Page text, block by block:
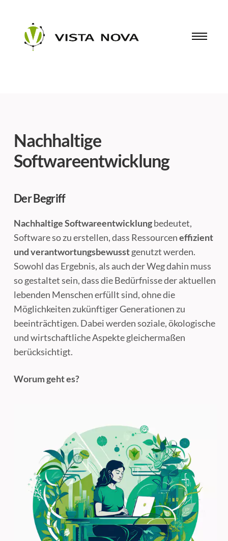
Nachhaltige
Softwareentwicklung
Der Begriff
Nachhaltige Softwareentwicklungbedeutet,
Software so zu erstellen, dass Ressourceneffizient
und verantwortungsbewusstgenutzt werden.
Sowohl das Ergebnis, als auch der Weg dahin muss
so gestaltet sein, dass die Bedürfnisse der aktuellen
lebenden Menschen erfüllt sind, ohne die
Möglichkeiten zukünftiger Generationen zu
beeinträchtigen. Dabei werden soziale, ökologische
und wirtschaftliche Aspekte gleichermaßen
berücksichtigt.
Worum geht es?